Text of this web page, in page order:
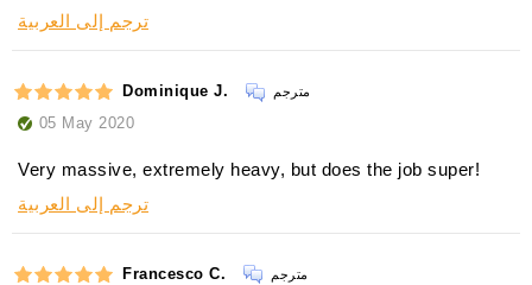
ترجم إلى العربية
Dominique J. مترجم
05 May 2020
Very massive, extremely heavy, but does the job super!
ترجم إلى العربية
Francesco C. مترجم